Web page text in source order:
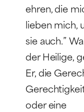
ehren, die
lieben mich,
sie auch.”
der Heilige,
Er, die
oder eine